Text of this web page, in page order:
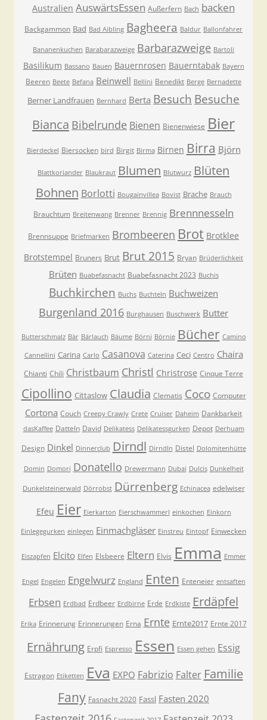
Australien AuswärtsEssen Außerfern Bach backen
Backgammon Bad Bad Aibling Bagheera Baldur Ballonfahrer
Bananenkuchen Barabarazweige Barbarazweige Bartoli
Basilikum Bassano Bauen Bauernrosen Bauerntabak Bayern
Beeren Beete Befana Beinwell Bellini Benedikt Berge Bernadette
Berner Landfrauen Bernhard Berta Besuch Besuche
Bianca Bibelrunde Bienen Bienenwiese Bier
Bierdeckel Biersocken bird Birgit Birma Birnen Birra Björn
Blattkoriander Blaukraut Blumen Blutwurz Blüten
Bohnen Borlotti Bougainvillea Bovist Brache Brauch
Brauchtum Breitenwang Brenner Brennig Brennnesseln
Brennsuppe Briefmarken Brombeeren Brot Brotklee
Brotstempel Bruners Brut Brut 2015 Bryan Brüderlichkeit
Brüten Buabefasnacht Buabefasnacht 2023 Buchis
Buchkirchen Buchs Buchteln Buchweizen
Burgenland 2016 Burghausen Buschwerk Butter
Butterschmalz Bär Bärlauch Bäume Börni Börnie Bücher Camino
Cannellini Carina Carlo Casanova Caterina Ceci Centro Chaira
Chianti Chili Christbaum Christl Christrose Cinque Terre
Cipollino Cittaslow Claudia Clematis Coco Computer
Cortona Couch Creepy Crawly Crete Cruiser Daheim Dankbarkeit
dasKaffee Datteln David Delikatess Delikatessgurken Depot Derhuam
Design Dinkel Dinnerclub Dirndl Dirndln Distel Dolomitenhütte
Domin Domori Donatello Drewermann Dubai Dulcis Dunkelheit
Dunkelsteinerwald Dörrobst Dürrenberg Echinacea edelwiser
Efeu Eier Eierkarton Eierschwammerl einkochen Einkorn
Einlegegurken einlegen Einmachgläser Einstreu Eintopf Einwecken
Eiszapfen Elcito Elfen Elsbeere Eltern Elvis Emma Emmer
Engel Engelen Engelwurz England Enten Enteneier entsaften
Erbsen Erdbad Erdbeer Erdbirne Erde Erdkiste Erdäpfel
Erika Erinnerung Erinnerungen Erna Ernte Ernte2017 Ernte 2017
Ernährung Erpfi Espresso Essen Essen gehen Essig
Estragon Etiketten Eva EXPO Fabrizio Falter Familie
Fany Fasnacht 2020 Fassl Fasten 2020